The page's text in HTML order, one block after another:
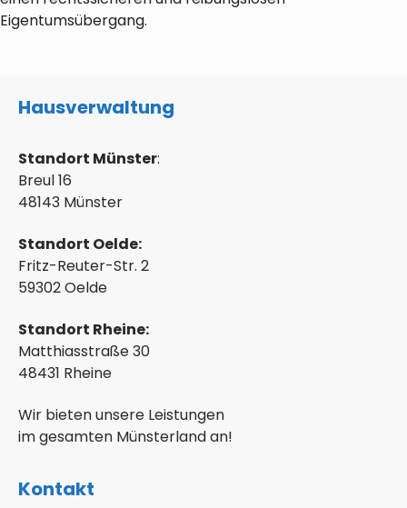
Eigentumsübergang.
Hausverwaltung
Standort Münster:
Breul 16
48143 Münster
Standort Oelde:
Fritz-Reuter-Str. 2
59302 Oelde
Standort Rheine:
Matthiasstraße 30
48431 Rheine
Wir bieten unsere Leistungen
im gesamten Münsterland an!
Kontakt